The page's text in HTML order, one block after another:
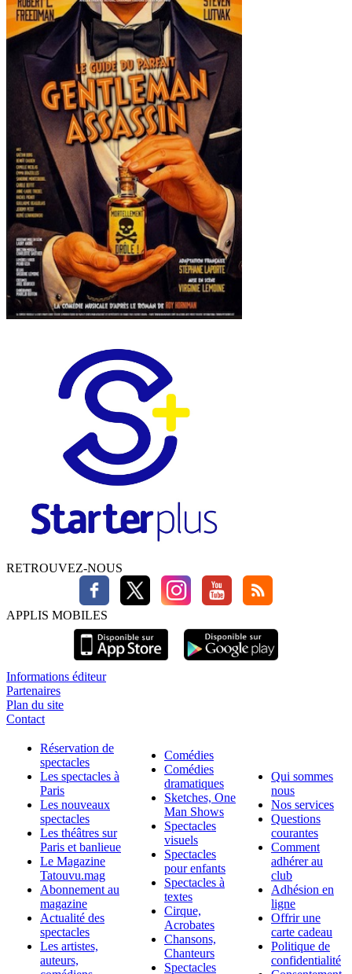
RETROUVEZ-NOUS
APPLIS MOBILES
Informations éditeur
Partenaires
Plan du site
Contact
Réservation de
spectacles
Les spectacles à
Paris
Les nouveaux
spectacles
Les théâtres sur
Paris et banlieue
Le Magazine
Tatouvu.mag
Abonnement au
magazine
Actualité des
spectacles
Les artistes,
auteurs,
Comédies
Comédies
dramatiques
Sketches, One
Man Shows
Spectacles
visuels
Spectacles
pour enfants
Spectacles à
textes
Cirque,
Acrobates
Chansons,
Chanteurs
Spectacles
Qui sommes
nous
Nos services
Questions
courantes
Comment
adhérer au
club
Adhésion en
ligne
Offrir une
carte cadeau
Politique de
confidentialité